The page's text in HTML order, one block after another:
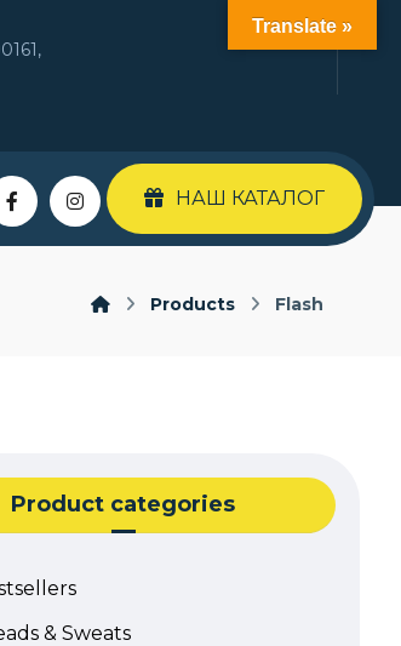
НАШ КАТАЛОГ
Products Flash
Product categories
& Sweats
Translate »